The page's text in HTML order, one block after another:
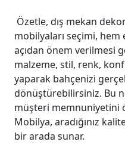
Özetle, dış mekan
mobilyaları seçimi,
açıdan önem verilmesi
malzeme, stil, renk,
yaparak bahçenizi
dönüştürebilirsiniz. Bu
müşteri memnuniyetini
Mobilya, aradığınız
bir arada sunar.